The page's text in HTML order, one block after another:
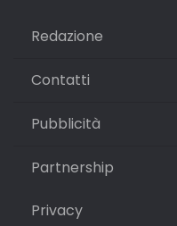
Redazione
Contatti
Pubblicità
Partnership
Privacy